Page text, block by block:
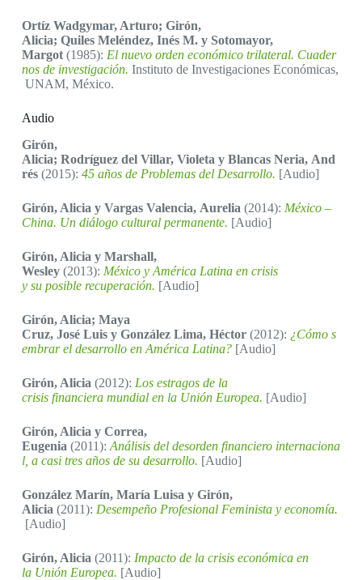
Ortíz Wadgymar, Arturo; Girón,
Alicia; Quiles Meléndez, Inés M. y Sotomayor,
Margot (1985): El nuevo orden económico trilateral. Cuader
nos de investigación. Instituto de Investigaciones Económicas,
UNAM, México.
Audio
Girón,
Alicia; Rodríguez del Villar, Violeta y Blancas Neria, And
rés (2015): 45 años de Problemas del Desarrollo. [Audio]
Girón, Alicia y Vargas Valencia, Aurelia (2014): México –
China. Un diálogo cultural permanente. [Audio]
Girón, Alicia y Marshall,
Wesley (2013): México y América Latina en crisis
y su posible recuperación. [Audio]
Girón, Alicia; Maya
Cruz, José Luis y González Lima, Héctor (2012): ¿Cómo s
embrar el desarrollo en América Latina?[Audio]
Girón, Alicia (2012): Los estragos de la
crisis financiera mundial en la Unión Europea. [Audio]
Girón, Alicia y Correa,
Eugenia (2011): Análisis del desorden financiero internaciona
l, a casi tres años de su desarrollo. [Audio]
González Marín, María Luisa y Girón,
Alicia (2011): Desempeño Profesional Feminista y economía.
[Audio]
Girón, Alicia (2011): Impacto de la crisis económica en
la Unión Europea. [Audio]